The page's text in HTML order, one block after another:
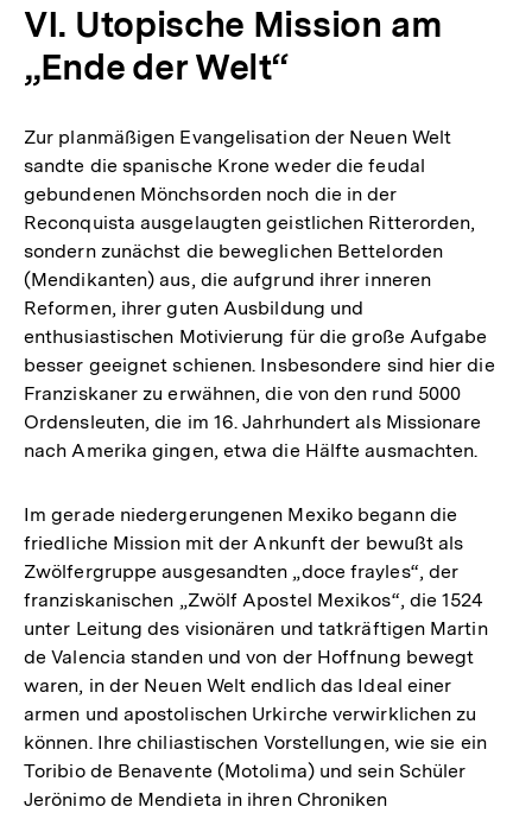
VI. Utopische Mission am
„Ende der Welt“
Zur planmäßigen Evangelisation der Neuen Welt
sandte die spanische Krone weder die feudal
gebundenen Mönchsorden noch die in der
Reconquista ausgelaugten geistlichen Ritterorden,
sondern zunächst die beweglichen Bettelorden
(Mendikanten) aus, die aufgrund ihrer inneren
Reformen, ihrer guten Ausbildung und
enthusiastischen Motivierung für die große Aufgabe
besser geeignet schienen. Insbesondere sind hier die
Franziskaner zu erwähnen, die von den rund 5000
Ordensleuten, die im 16. Jahrhundert als Missionare
nach Amerika gingen, etwa die Hälfte ausmachten.
Im gerade niedergerungenen Mexiko begann die
friedliche Mission mit der Ankunft der bewußt als
Zwölfergruppe ausgesandten „doce frayles“, der
franziskanischen „Zwölf Apostel Mexikos“, die 1524
unter Leitung des visionären und tatkräftigen Martin
de Valencia standen und von der Hoffnung bewegt
waren, in der Neuen Welt endlich das Ideal einer
armen und apostolischen Urkirche verwirklichen zu
können. Ihre chiliastischen Vorstellungen, wie sie ein
Toribio de Benavente (Motolima) und sein Schüler
Jerönimo de Mendieta in ihren Chroniken